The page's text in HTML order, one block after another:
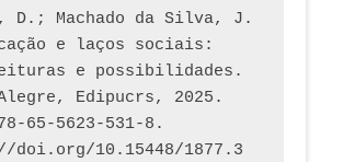
D.; Machado da Silva, J.
e laços sociais:
e possibilidades.
Edipucrs, 2025.
65-5623-531-8.
doi.org/10.15448/1877.3